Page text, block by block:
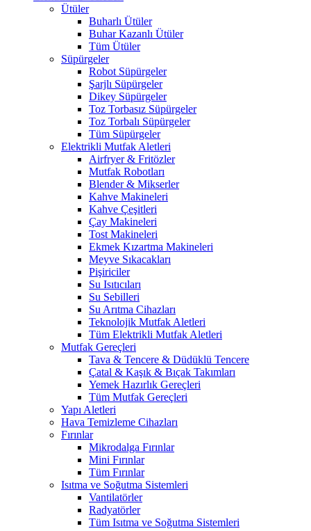
Ütüler
Buharlı Ütüler
Buhar Kazanlı Ütüler
Tüm Ütüler
Süpürgeler
Robot Süpürgeler
Şarjlı Süpürgeler
Dikey Süpürgeler
Toz Torbasız Süpürgeler
Toz Torbalı Süpürgeler
Tüm Süpürgeler
Elektrikli Mutfak Aletleri
Airfryer & Fritözler
Mutfak Robotları
Blender & Mikserler
Kahve Makineleri
Kahve Çeşitleri
Çay Makineleri
Tost Makineleri
Ekmek Kızartma Makineleri
Meyve Sıkacakları
Pişiriciler
Su Isıtıcıları
Su Sebilleri
Su Arıtma Cihazları
Teknolojik Mutfak Aletleri
Tüm Elektrikli Mutfak Aletleri
Mutfak Gereçleri
Tava & Tencere & Düdüklü Tencere
Çatal & Kaşık & Bıçak Takımları
Yemek Hazırlık Gereçleri
Tüm Mutfak Gereçleri
Yapı Aletleri
Hava Temizleme Cihazları
Fırınlar
Mikrodalga Fırınlar
Mini Fırınlar
Tüm Fırınlar
Isıtma ve Soğutma Sistemleri
Vantilatörler
Radyatörler
Tüm Isıtma ve Soğutma Sistemleri